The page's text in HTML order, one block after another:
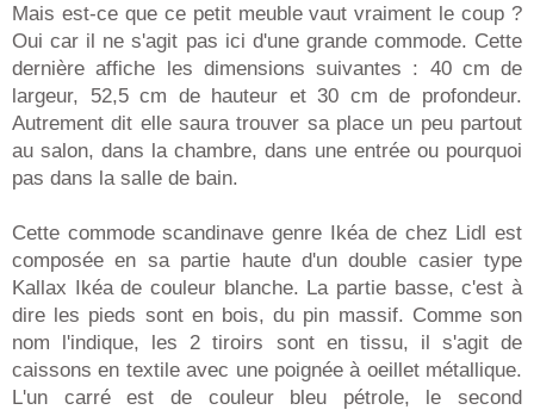
Mais est-ce que ce petit meuble vaut vraiment le coup ?
Oui car il ne s'agit pas ici d'une grande commode. Cette
dernière affiche les dimensions suivantes : 40 cm de
largeur, 52,5 cm de hauteur et 30 cm de profondeur.
Autrement dit elle saura trouver sa place un peu partout
au salon, dans la chambre, dans une entrée ou pourquoi
pas dans la salle de bain.
Cette commode scandinave genre Ikéa de chez Lidl est
composée en sa partie haute d'un double casier type
Kallax Ikéa de couleur blanche. La partie basse, c'est à
dire les pieds sont en bois, du pin massif. Comme son
nom l'indique, les 2 tiroirs sont en tissu, il s'agit de
caissons en textile avec une poignée à oeillet métallique.
L'un carré est de couleur bleu pétrole, le second